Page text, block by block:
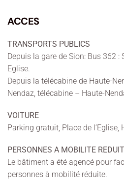
ACCES
TRANSPORTS PUBLICS
Depuis la gare de Sion: Bus 362 :
Eglise.
Depuis la télécabine de Haute-
Nendaz, télécabine – Haute-
VOITURE
Parking gratuit, Place de l’Eglise,
PERSONNES A MOBILITE
Le bâtiment a été agencé pour
personnes à mobilité réduite.